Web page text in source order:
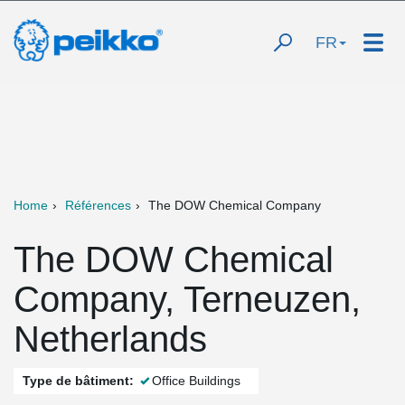
FR
Home Références The DOW Chemical Company
The DOW Chemical
Company, Terneuzen,
Netherlands
Type de bâtiment: Office Buildings